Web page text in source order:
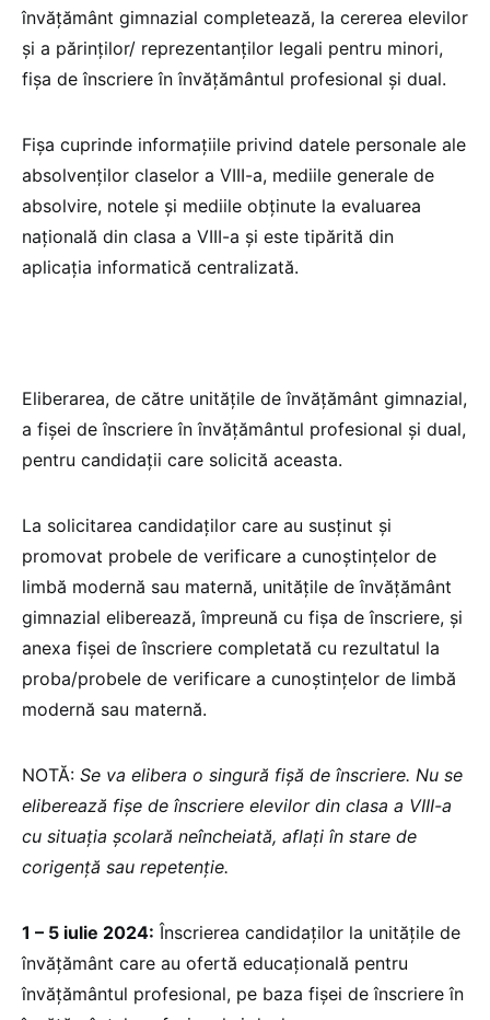
învățământ gimnazial completează, la cererea elevilor
și a părinților/ reprezentanților legali pentru minori,
fișa de înscriere în învățământul profesional și dual.
Fișa cuprinde informațiile privind datele personale ale
absolvenților claselor a VIII-a, mediile generale de
absolvire, notele și mediile obținute la evaluarea
națională din clasa a VIII-a și este tipărită din
aplicația informatică centralizată.
Eliberarea, de către unitățile de învățământ gimnazial,
a fișei de înscriere în învățământul profesional și dual,
pentru candidații care solicită aceasta.
La solicitarea candidaților care au susținut și
promovat probele de verificare a cunoștințelor de
limbă modernă sau maternă, unitățile de învățământ
gimnazial eliberează, împreună cu fișa de înscriere, și
anexa fișei de înscriere completată cu rezultatul la
proba/probele de verificare a cunoștințelor de limbă
modernă sau maternă.
NOTĂ: Se va elibera o singură fișă de înscriere. Nu se
eliberează fișe de înscriere elevilor din clasa a VIII-a
cu situația școlară neîncheiată, aflați în stare de
corigență sau repetenție.
1 – 5 iulie 2024: Înscrierea candidaților la unitățile de
învățământ care au ofertă educațională pentru
învățământul profesional, pe baza fișei de înscriere în